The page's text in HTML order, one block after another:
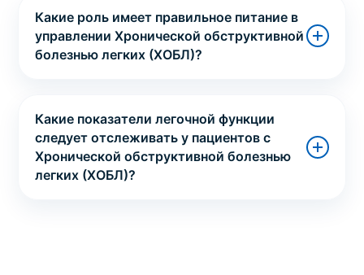
Какие роль имеет правильное питание в
управлении Хронической обструктивной
болезнью легких (ХОБЛ)?
Какие показатели легочной функции
следует отслеживать у пациентов с
Хронической обструктивной болезнью
легких (ХОБЛ)?